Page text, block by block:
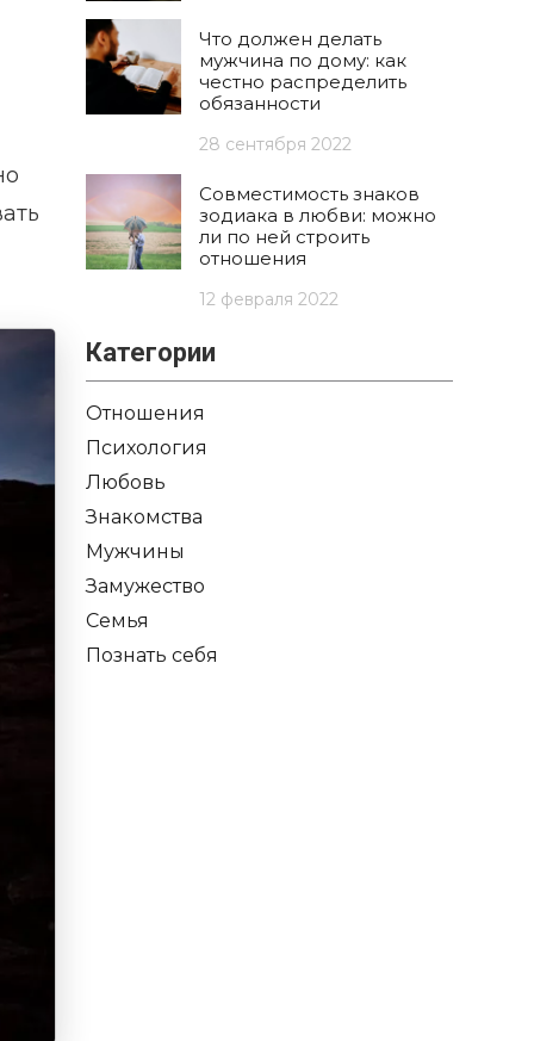
Что должен делать
мужчина по дому: как
честно распределить
обязанности
28 сентября 2022
Совместимость знаков
зодиака в любви: можно
ли по ней строить
отношения
12 февраля 2022
Категории
Отношения
Психология
Любовь
Знакомства
Мужчины
Замужество
Семья
Познать себя